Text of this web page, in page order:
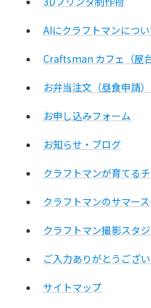
AIにクラフトマンにつ
Craftsman カフェ（屋台
お弁当注文（昼食申請）
お申し込みフォーム
お知らせ・ブログ
クラフトマンが育てる
クラフトマンのサマー
クラフトマン撮影スタ
ご入力ありがとうござ
サイトマップ